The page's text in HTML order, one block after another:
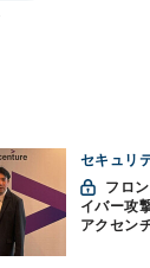
セキュリ
イバー攻
アクセン